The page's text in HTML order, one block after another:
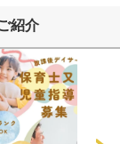
、「税務処理」な
供記録に
紹介